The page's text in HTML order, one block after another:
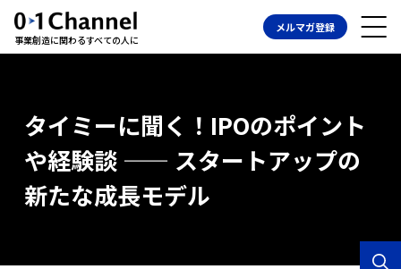
事業創造に関わるすべての人に
メルマガ登録
タイミーに聞く！IPOのポイント
や経験談 —— スタートアップの
新たな成長モデル